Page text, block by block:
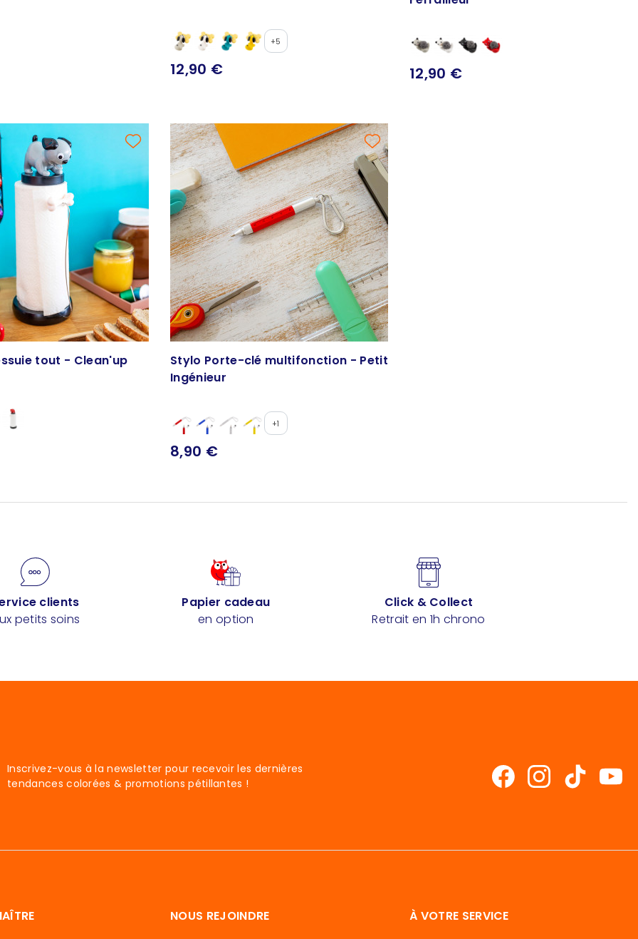
+5
12,90 € 12,90 €
tout - Clean'up
Stylo Porte-clé multifonction - Petit
Ingénieur
+1
8,90 €
clients
petits soins
Papier cadeau
en option
Click & Collect
Retrait en 1h chrono
Inscrivez-vous à la newsletter pour recevoir les dernières
tendances colorées & promotions pétillantes !
NOUS REJOINDRE À VOTRE SERVICE